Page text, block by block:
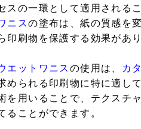
スの一環として適用される
ニスの塗布は、紙の質感を
印刷物を保護する効果があり
エットワニス の使用は、 カ
められる印刷物に特に適し
を用いることで、テクスチ
ることができます。